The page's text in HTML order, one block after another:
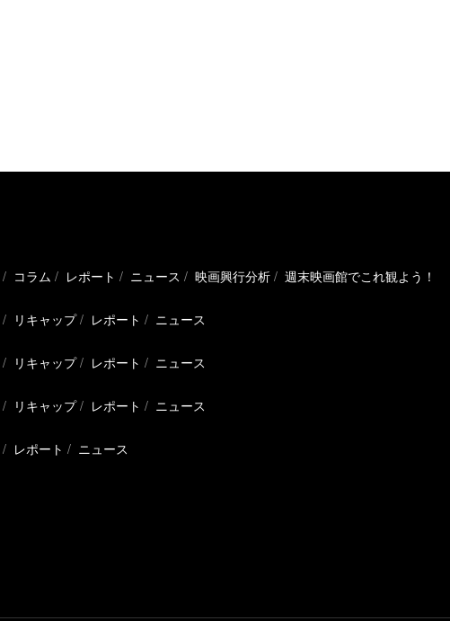
コラム レポート ニュース 映画興行分析 週末映画館でこれ観よう！
リキャップ レポート ニュース
リキャップ レポート ニュース
リキャップ レポート ニュース
レポート ニュース